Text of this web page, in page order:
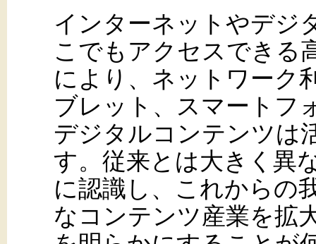
インターネットやデジ
こでもアクセスできる
により、ネットワーク
ブレット、スマートフ
デジタルコンテンツは
す。従来とは大きく異
に認識し、これからの
なコンテンツ産業を拡